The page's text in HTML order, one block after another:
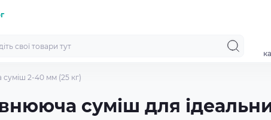
2-40 мм (25 кг)
суміш для